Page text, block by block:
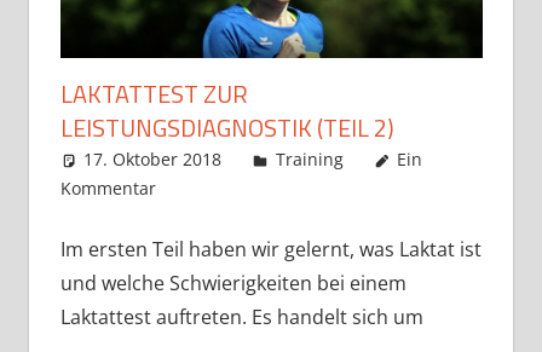
LAKTATTEST ZUR
LEISTUNGSDIAGNOSTIK (TEIL 2)
17. Oktober 2018 Markus
Training
Ein
Kommentar
Im ersten Teil haben wir gelernt, was Laktat ist
und welche Schwierigkeiten bei einem
Laktattest auftreten. Es handelt sich um